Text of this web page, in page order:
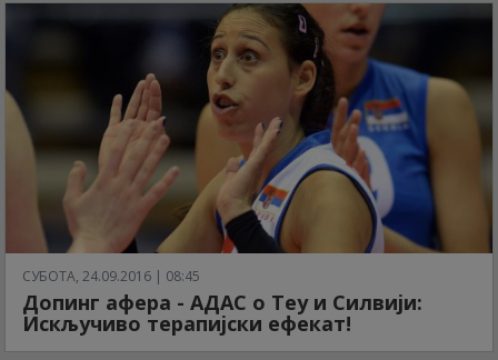
СУБОТА, 24.09.2016 | 08:45
Допинг афера - АДАС о Теу и Силвији:
Искључиво терапијски ефекат!